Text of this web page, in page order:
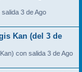
3 de Ago
Kan (del 3 de
con salida 3 de Ago